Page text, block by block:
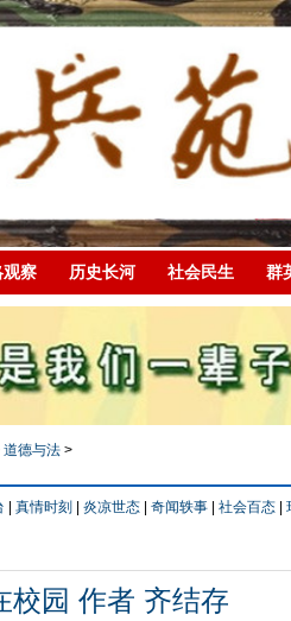
观察 历史长河 社会民生 群
道德与法 >
真情时刻 炎凉世态 奇闻轶事 社会百态
校园 作者 齐结存